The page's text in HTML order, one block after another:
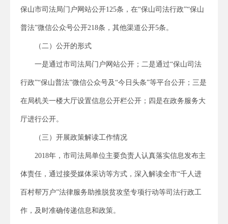
保山市司法局门户网站公开125条，在“保山司法行政”“保山
普法”微信公众号公开218条，其他渠道公开5条。
（二）公开的形式
一是通过市司法局门户网站公开；二是通过“保山司法
行政”“保山普法”微信公众号及“今日头条”等平台公开；三是
在局机关一楼大厅设置信息公开栏公开；四是在政务服务大
厅进行公开。
（三）开展政策解读工作情况
2018年，市司法局单位主要负责人认真落实信息发布主
体责任，通过接受媒体采访等方式，深入解读全市“千人进
百村帮万户”法律服务助推脱贫攻坚专项行动等司法行政工
作，及时准确传递信息和政策。